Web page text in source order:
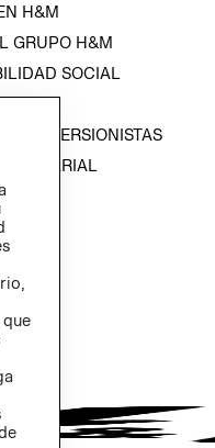
H&M
GRUPO H&M
SOCIAL
INVERSIONISTAS